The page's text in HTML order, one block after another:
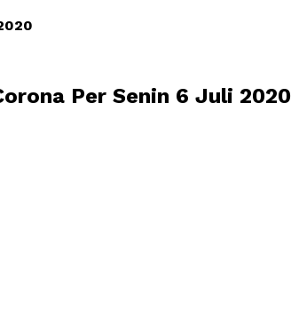
Per Senin 6 Juli 2020